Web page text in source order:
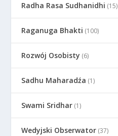
Radha Rasa Sudhanidhi (15)
Raganuga Bhakti (100)
Rozwój Osobisty (6)
Sadhu Maharadźa (1)
Swami Sridhar (1)
Wedyjski Obserwator (37)